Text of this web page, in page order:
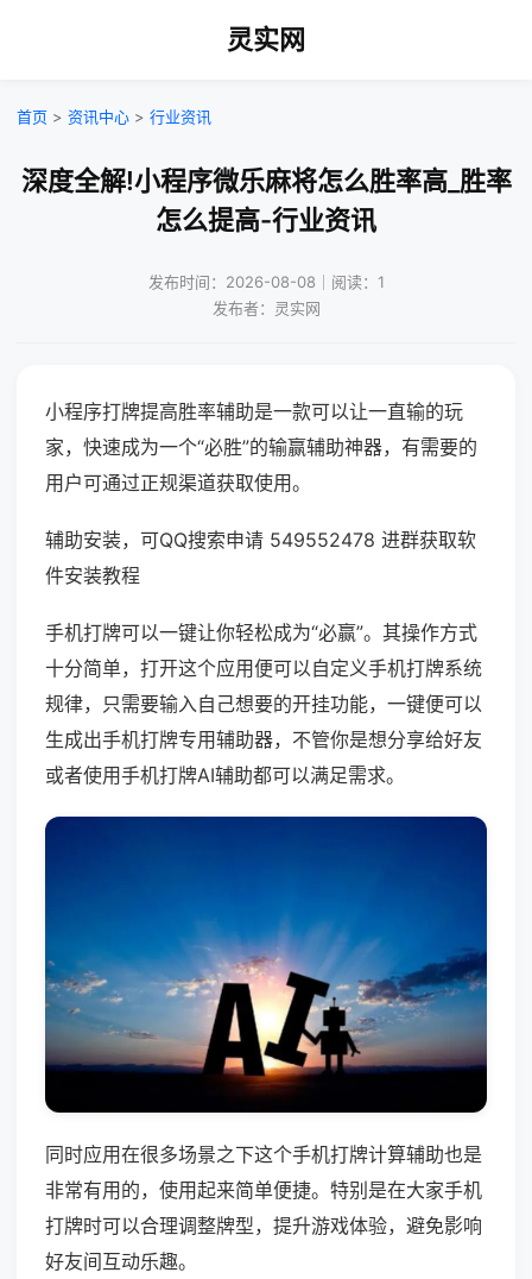
灵实网
首页 > 资讯中心 > 行业资讯
深度全解!小程序微乐麻将怎么胜率高_胜率
怎么提高-行业资讯
发布时间：2026-08-08｜阅读：1
发布者：灵实网
小程序打牌提高胜率辅助是一款可以让一直输的玩
家，快速成为一个“必胜”的输赢辅助神器，有需要的
用户可通过正规渠道获取使用。
辅助安装，可QQ搜索申请 549552478 进群获取软
件安装教程
手机打牌可以一键让你轻松成为“必赢”。其操作方式
十分简单，打开这个应用便可以自定义手机打牌系统
规律，只需要输入自己想要的开挂功能，一键便可以
生成出手机打牌专用辅助器，不管你是想分享给好友
或者使用手机打牌AI辅助都可以满足需求。
同时应用在很多场景之下这个手机打牌计算辅助也是
非常有用的，使用起来简单便捷。特别是在大家手机
打牌时可以合理调整牌型，提升游戏体验，避免影响
好友间互动乐趣。